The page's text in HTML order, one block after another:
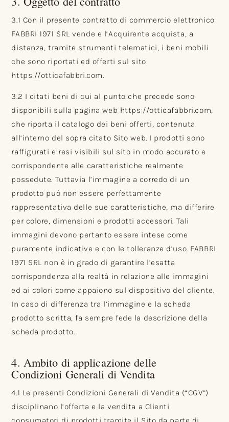
3.1 Con il presente contratto di commercio elettronico
FABBRI 1971 SRL vende e l’Acquirente acquista, a
distanza, tramite strumenti telematici, i beni mobili
che sono riportati ed offerti sul sito
https://otticafabbri.com.
3.2 I citati beni di cui al punto che precede sono
disponibili sulla pagina web https://otticafabbri.com,
che riporta il catalogo dei beni offerti, contenuta
all’interno del sopra citato Sito web. I prodotti sono
raffigurati e resi visibili sul sito in modo accurato e
corrispondente alle caratteristiche realmente
possedute. Tuttavia l’immagine a corredo di un
prodotto può non essere perfettamente
rappresentativa delle sue caratteristiche, ma differire
per colore, dimensioni e prodotti accessori. Tali
immagini devono pertanto essere intese come
puramente indicative e con le tolleranze d’uso. FABBRI
1971 SRL non è in grado di garantire l’esatta
corrispondenza alla realtà in relazione alle immagini
ed ai colori come appaiono sul dispositivo del cliente.
In caso di differenza tra l’immagine e la scheda
prodotto scritta, fa sempre fede la descrizione della
scheda prodotto.
4. Ambito di applicazione delle
Condizioni Generali di Vendita
4.1 Le presenti Condizioni Generali di Vendita (“CGV”)
disciplinano l’offerta e la vendita a Clienti